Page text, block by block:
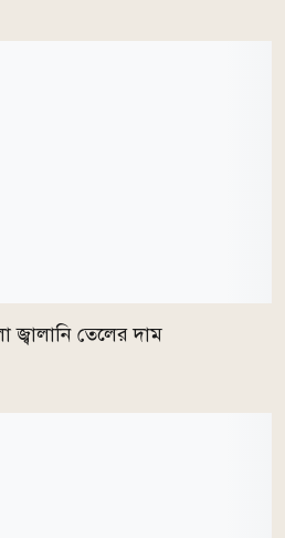
জ্বালানি তেলের দাম